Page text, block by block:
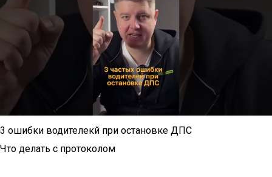
3 ошибки водителекй при остановке ДПС
Что делать с протоколом